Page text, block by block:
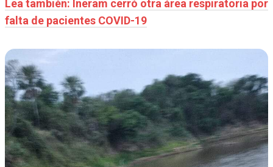
Lea también: Ineram cerró otra área respiratoria por
falta de pacientes COVID-19